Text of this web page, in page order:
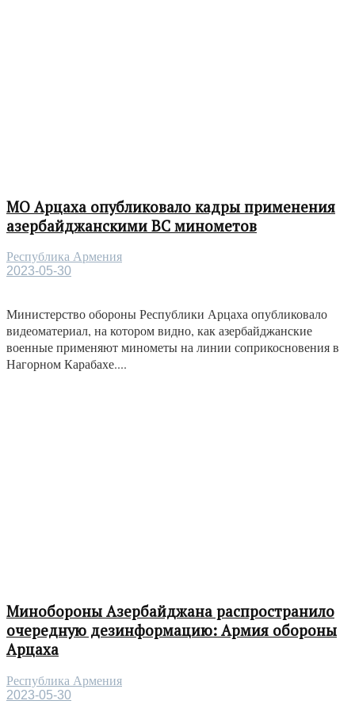
МО Арцаха опубликовало кадры применения
азербайджанскими ВС минометов
Республика Армения
2023-05-30
Министерство обороны Республики Арцаха опубликовало
видеоматериал, на котором видно, как азербайджанские
военные применяют минометы на линии соприкосновения в
Нагорном Карабахе....
Минобороны Азербайджана распространило
очередную дезинформацию: Армия обороны
Арцаха
Республика Армения
2023-05-30